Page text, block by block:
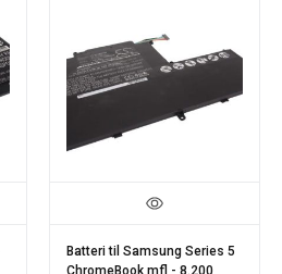
Batteri til Samsung Series 5
ChromeBook mfl - 8.200